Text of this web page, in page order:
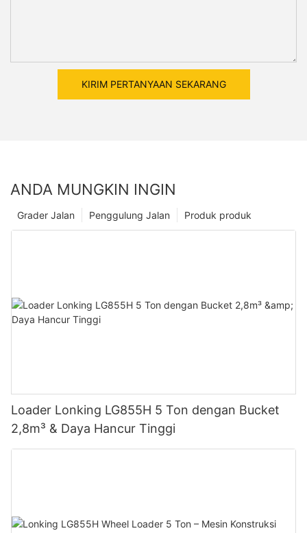
KIRIM PERTANYAAN SEKARANG
ANDA MUNGKIN INGIN
Produk produk
Penggulung Jalan
Grader Jalan
Loader Lonking LG855H 5 Ton dengan Bucket
2,8m³ & Daya Hancur Tinggi